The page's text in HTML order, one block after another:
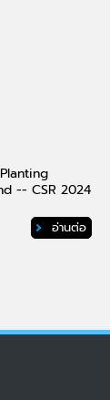
-- CSR 2024
อ่านต่อ